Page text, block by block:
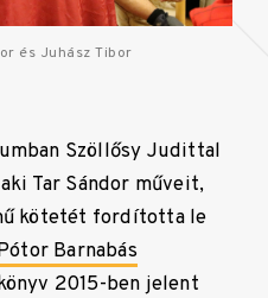
és Juhász Tibor
Szöllősy Judittal
Tar Sándor műveit,
kötetét fordította le
Barnabás
2015-ben jelent